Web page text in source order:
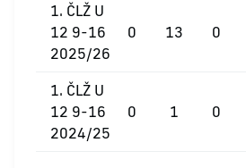
1. ČLŽ U
12 9-16
2025/26
0 13 0
1. ČLŽ U
12 9-16
2024/25
0 1 0